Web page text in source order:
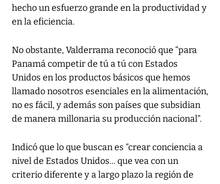
hecho un esfuerzo grande en la productividad y
en la eficiencia.
No obstante, Valderrama reconoció que “para
Panamá competir de tú a tú con Estados
Unidos en los productos básicos que hemos
llamado nosotros esenciales en la alimentación,
no es fácil, y además son países que subsidian
de manera millonaria su producción nacional”.
Indicó que lo que buscan es “crear conciencia a
nivel de Estados Unidos... que vea con un
criterio diferente y a largo plazo la región de